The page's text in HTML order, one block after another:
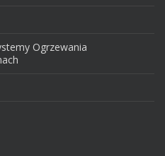
Ogrzewania